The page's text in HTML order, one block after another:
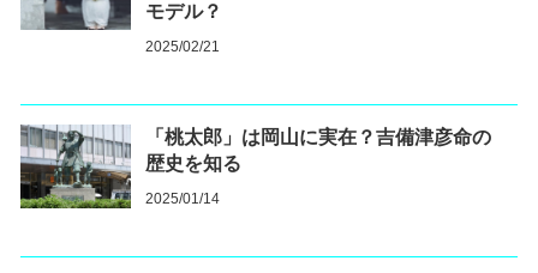
モデル？
2025/02/21
「桃太郎」は岡山に実在？吉備津彦命の
歴史を知る
2025/01/14